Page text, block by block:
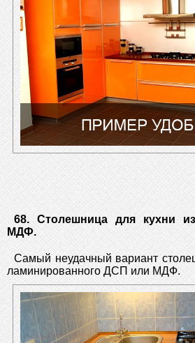
68. Столешница для кухни
МДФ.
Самый неудачный вариант
ламинированного ДСП или МДФ.